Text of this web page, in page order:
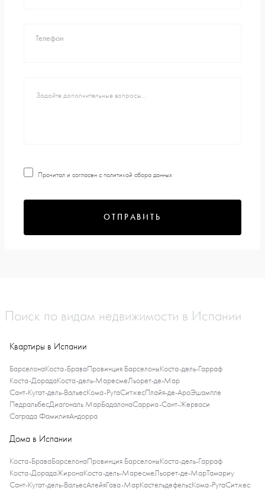
Телефон
Прочитал и согласен с политикой сбора данных
ОТПРАВИТЬ
Поиск по видам недвижимости в Испании
Квартиры в Испании
БарселонаКоста-БраваПровинция БарселоныКоста-дель-Гарраф
Коста-ДорадаКоста-дель-МаресмеЛьорет-де-Мар
Сант-Кугат-дель-ВальесКома-РугаСитжесПлайя-де-АроЭшампле
ПедральбесДиагональ МарБадалонаСарриа-Сант-Жерваси
Саграда ФамилияАндорра
Дома в Испании
Коста-БраваБарселонаПровинция БарселоныКоста-дель-Гарраф
Коста-ДорадаЖиронаКоста-дель-МаресмеЛьорет-де-МарТамариу
Сант-Кугат-дель-ВальесАлейяГава-МарКастельдефельсКома-РугаСитжес